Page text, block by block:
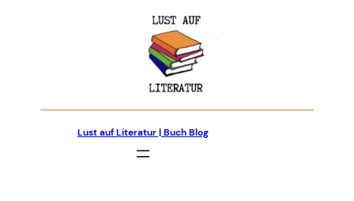
Lust auf Literatur | Buch Blog